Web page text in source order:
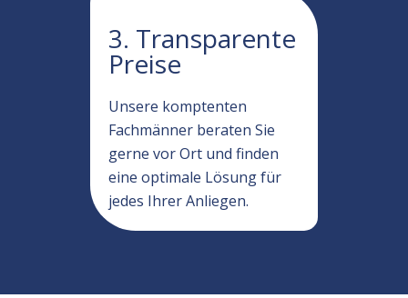
3. Transparente
Preise
Unsere komptenten
Fachmänner beraten Sie
gerne vor Ort und finden
eine optimale Lösung für
jedes Ihrer Anliegen.